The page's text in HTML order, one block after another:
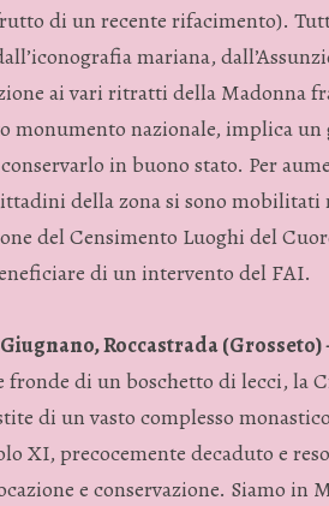
di un recente rifacimento).
mariana,
ai vari ritratti della Madonna
monumento nazionale, implica un
in buono stato. Per
della zona si sono mobilitati
del Censimento Luoghi del
di un intervento del FAI.
Roccastrada (Grosseto)
fronde di un boschetto di lecci, la
di un vasto complesso
XI, precocemente decaduto e
e conservazione. Siamo in